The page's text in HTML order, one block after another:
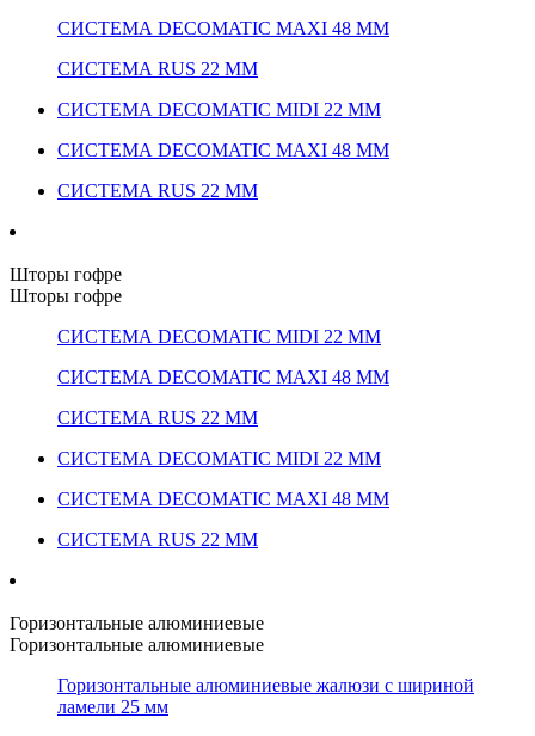
СИСТЕМА DECOMATIC MAXI 48 ММ
СИСТЕМА RUS 22 ММ
СИСТЕМА DECOMATIC MIDI 22 ММ
СИСТЕМА DECOMATIC MAXI 48 ММ
СИСТЕМА RUS 22 ММ
Шторы гофре
Шторы гофре
СИСТЕМА DECOMATIC MIDI 22 ММ
СИСТЕМА DECOMATIC MAXI 48 ММ
СИСТЕМА RUS 22 ММ
СИСТЕМА DECOMATIC MIDI 22 ММ
СИСТЕМА DECOMATIC MAXI 48 ММ
СИСТЕМА RUS 22 ММ
Горизонтальные алюминиевые
Горизонтальные алюминиевые
Горизонтальные алюминиевые жалюзи с шириной
ламели 25 мм